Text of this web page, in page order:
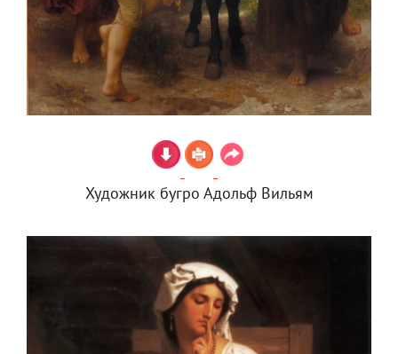
Художник бугро Адольф Вильям